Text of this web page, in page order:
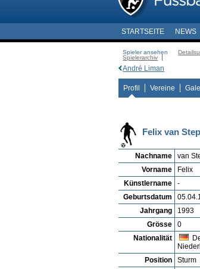
STARTSEITE NEWS
Spieler ansehen
Spielerarchiv
André Liman
Profil Vereine
Felix van
Nachname
van
Vorname
Felix
Künstlername
-
Geburtsdatum
Jahrgang
1993
Grösse
0
Nationalität
Position
Sturm